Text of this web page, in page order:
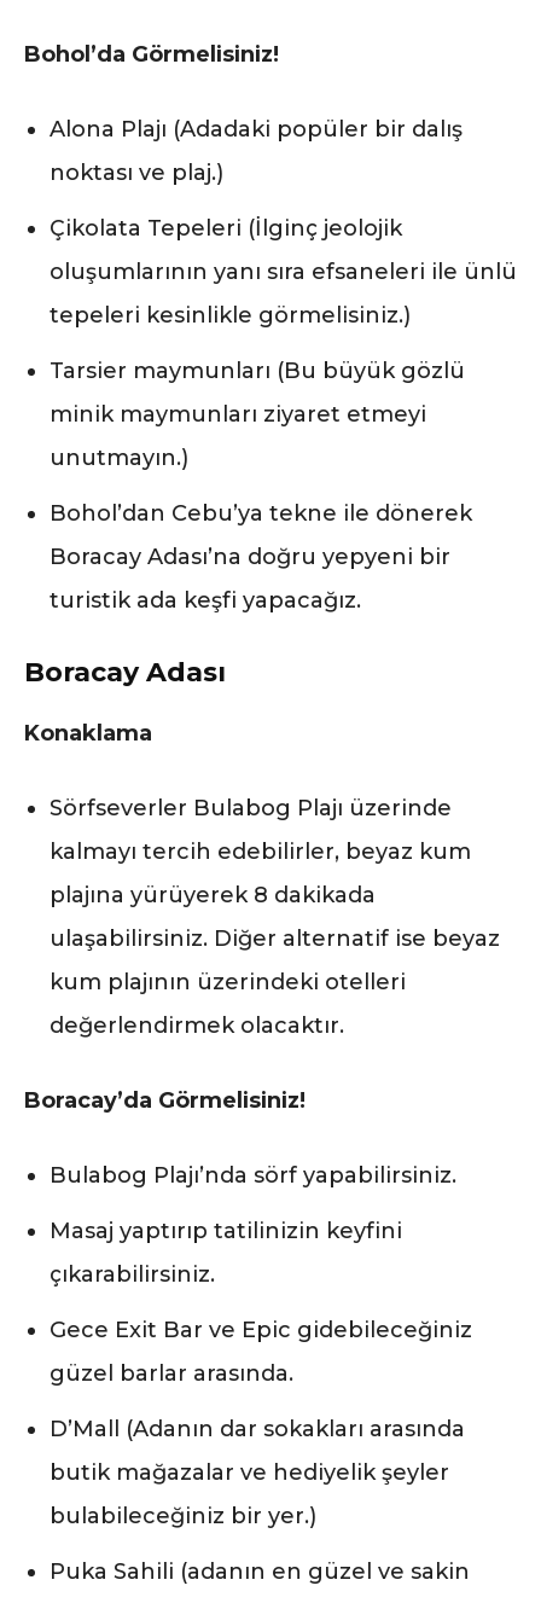
Bohol’da Görmelisiniz!
Alona Plajı (Adadaki popüler bir dalış
noktası ve plaj.)
Çikolata Tepeleri (İlginç jeolojik
oluşumlarının yanı sıra efsaneleri ile ünlü
tepeleri kesinlikle görmelisiniz.)
Tarsier maymunları (Bu büyük gözlü
minik maymunları ziyaret etmeyi
unutmayın.)
Bohol’dan Cebu’ya tekne ile dönerek
Boracay Adası’na doğru yepyeni bir
turistik ada keşfi yapacağız.
Boracay Adası
Konaklama
Sörfseverler Bulabog Plajı üzerinde
kalmayı tercih edebilirler, beyaz kum
plajına yürüyerek 8 dakikada
ulaşabilirsiniz. Diğer alternatif ise beyaz
kum plajının üzerindeki otelleri
değerlendirmek olacaktır.
Boracay’da Görmelisiniz!
Bulabog Plajı’nda sörf yapabilirsiniz.
Masaj yaptırıp tatilinizin keyfini
çıkarabilirsiniz.
Gece Exit Bar ve Epic gidebileceğiniz
güzel barlar arasında.
D’Mall (Adanın dar sokakları arasında
butik mağazalar ve hediyelik şeyler
bulabileceğiniz bir yer.)
Puka Sahili (adanın en güzel ve sakin